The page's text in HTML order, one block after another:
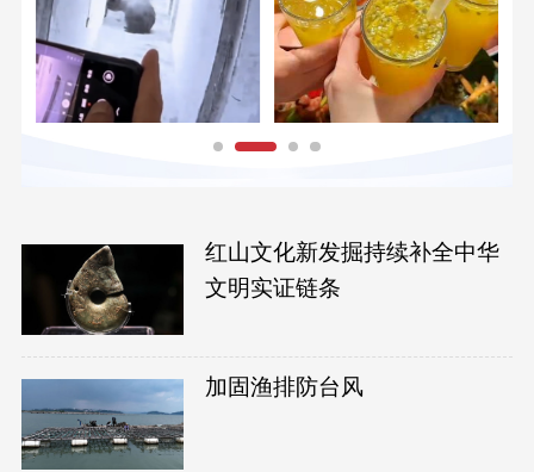
红山文化新发掘持续补全中华
文明实证链条
加固渔排防台风